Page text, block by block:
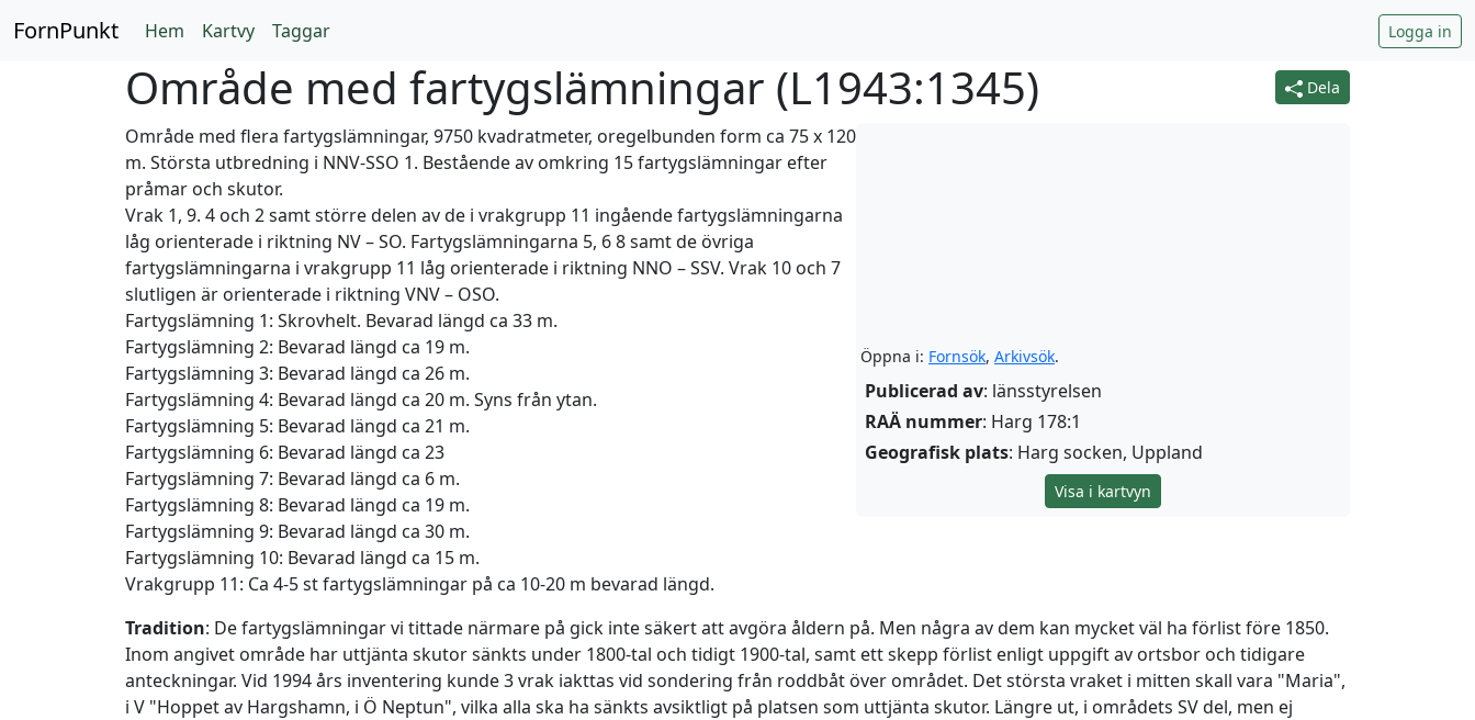
FornPunkt Hem Kartvy Taggar Logga in
Dela
Område med fartygslämningar (L1943:1345)
Öppna i: Fornsök, Arkivsök.
Publicerad av: länsstyrelsen
RAÄ nummer: Harg 178:1
Geografisk plats: Harg socken, Uppland
Visa i kartvyn
Område med flera fartygslämningar, 9750 kvadratmeter, oregelbunden form ca 75 x 120
m. Största utbredning i NNV-SSO 1. Bestående av omkring 15 fartygslämningar efter
pråmar och skutor.
Vrak 1, 9. 4 och 2 samt större delen av de i vrakgrupp 11 ingående fartygslämningarna
låg orienterade i riktning NV – SO. Fartygslämningarna 5, 6 8 samt de övriga
fartygslämningarna i vrakgrupp 11 låg orienterade i riktning NNO – SSV. Vrak 10 och 7
slutligen är orienterade i riktning VNV – OSO.
Fartygslämning 1: Skrovhelt. Bevarad längd ca 33 m.
Fartygslämning 2: Bevarad längd ca 19 m.
Fartygslämning 3: Bevarad längd ca 26 m.
Fartygslämning 4: Bevarad längd ca 20 m. Syns från ytan.
Fartygslämning 5: Bevarad längd ca 21 m.
Fartygslämning 6: Bevarad längd ca 23
Fartygslämning 7: Bevarad längd ca 6 m.
Fartygslämning 8: Bevarad längd ca 19 m.
Fartygslämning 9: Bevarad längd ca 30 m.
Fartygslämning 10: Bevarad längd ca 15 m.
Vrakgrupp 11: Ca 4-5 st fartygslämningar på ca 10-20 m bevarad längd.
Tradition: De fartygslämningar vi tittade närmare på gick inte säkert att avgöra åldern på. Men några av dem kan mycket väl ha förlist före 1850.
Inom angivet område har uttjänta skutor sänkts under 1800-tal och tidigt 1900-tal, samt ett skepp förlist enligt uppgift av ortsbor och tidigare
anteckningar. Vid 1994 års inventering kunde 3 vrak iakttas vid sondering från roddbåt över området. Det största vraket i mitten skall vara "Maria",
i V "Hoppet av Hargshamn, i Ö Neptun", vilka alla ska ha sänkts avsiktligt på platsen som uttjänta skutor. Längre ut, i områdets SV del, men ej